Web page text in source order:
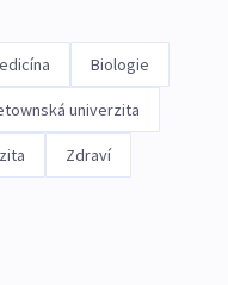
Biologie
univerzita
Zdraví